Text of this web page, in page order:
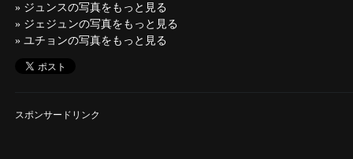
» ジュンスの写真をもっと見る
» ジェジュンの写真をもっと見る
» ユチョンの写真をもっと見る
スポンサードリンク